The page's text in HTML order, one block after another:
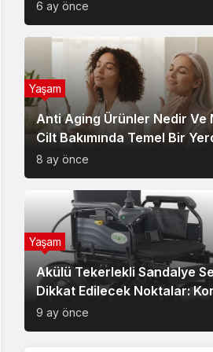
6 ay önce
Anti Aging Ürünler Nedir Ve
Cilt Bakımında Temel Bir
8 ay önce
Yaşam
Akülü Tekerlekli Sandalye
Dikkat Edilecek Noktalar:
Güvenlik ve Doğru Model
9 ay önce
Yaşam